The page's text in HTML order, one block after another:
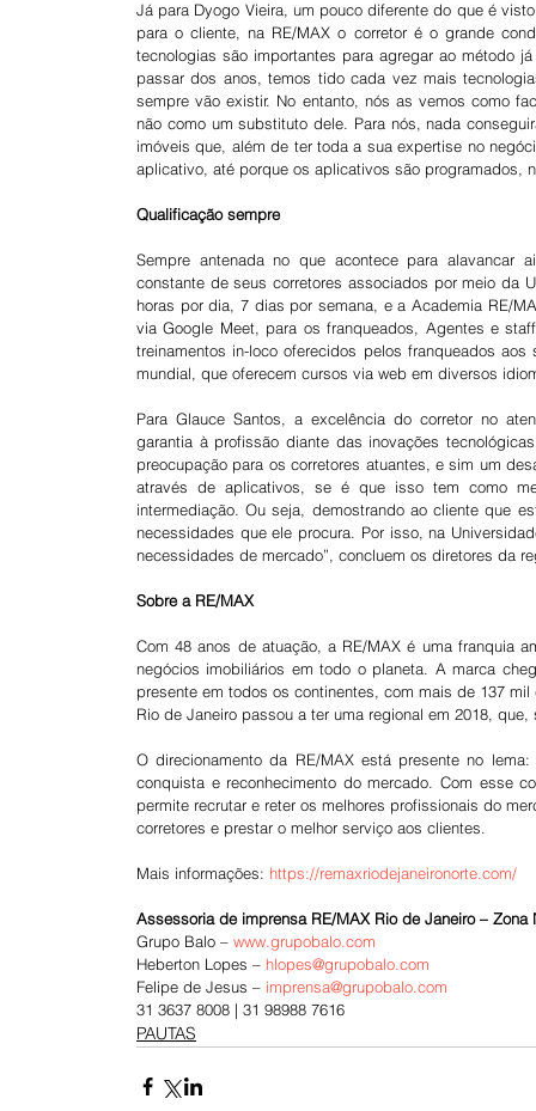
Já para Dyogo Vieira, um pouco diferente do que é
para o cliente, na RE/MAX o corretor é o grande
tecnologias são importantes para agregar ao método
passar dos anos, temos tido cada vez mais
sempre vão existir. No entanto, nós as vemos como
não como um substituto dele. Para nós, nada
imóveis que, além de ter toda a sua expertise no
aplicativo, até porque os aplicativos são programados,
Qualificação sempre
Sempre antenada no que acontece para alavancar
constante de seus corretores associados por meio da
horas por dia, 7 dias por semana, e a Academia RE/
via Google Meet, para os franqueados, Agentes e
treinamentos in-loco oferecidos pelos franqueados
mundial, que oferecem cursos via web em diversos
Para Glauce Santos, a excelência do corretor no
garantia à profissão diante das inovações
preocupação para os corretores atuantes, e sim um
através de aplicativos, se é que isso tem como
intermediação. Ou seja, demostrando ao cliente que
necessidades que ele procura. Por isso, na
necessidades de mercado”, concluem os diretores da
Sobre a RE/MAX
Com 48 anos de atuação, a RE/MAX é uma franquia
negócios imobiliários em todo o planeta. A marca
presente em todos os continentes, com mais de 137
Rio de Janeiro passou a ter uma regional em 2018,
O direcionamento da RE/MAX está presente no
conquista e reconhecimento do mercado. Com esse
permite recrutar e reter os melhores profissionais do
corretores e prestar o melhor serviço aos clientes.
Mais informações: https://remaxriodejaneironorte.com/
Assessoria de imprensa RE/MAX Rio de Janeiro – Zona
Grupo Balo – www.grupobalo.com
Heberton Lopes – hlopes@grupobalo.com
Felipe de Jesus – imprensa@grupobalo.com
31 3637 8008 | 31 98988 7616
PAUTAS